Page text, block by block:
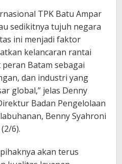
TPK Batu Ampar
sedikitnya tujuh negara
ini menjadi faktor
kelancaran rantai
Batam sebagai
dan industri yang
global,” jelas Denny
Badan Pengelolaan
Benny Syahroni
6).
akan terus